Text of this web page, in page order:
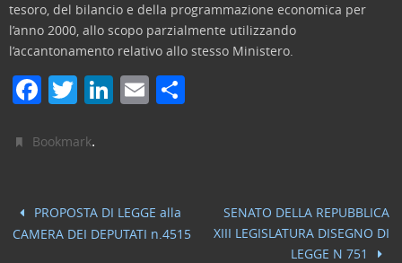
tesoro, del bilancio e della programmazione economica per
l’anno 2000, allo scopo parzialmente utilizzando
l’accantonamento relativo allo stesso Ministero.
F
c
b
o
T
itt
Li
dI
n
E
di
Bookmark.
PROPOSTA DI LEGGE alla
CAMERA DEI DEPUTATI n.4515
SENATO DELLA REPUBBLICA
XIII LEGISLATURA DISEGNO DI
LEGGE N 751